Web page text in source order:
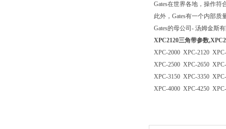
Gates在世界各地，操作符
此外，Gates有一个内部
Gates的母公司- 汤姆金斯
XPC2120三角带参数
XPC-2000 XPC-2120
XPC-2500 XPC-2650
XPC-3150 XPC-3350
XPC-4000 XPC-4250